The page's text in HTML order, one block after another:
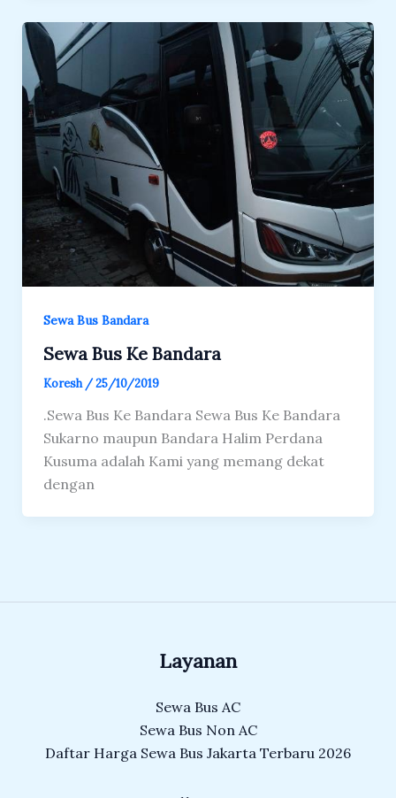
Sewa Bus Bandara
Sewa Bus Ke Bandara
Koresh /25/10/2019
.Sewa Bus Ke Bandara Sewa Bus Ke Bandara
Sukarno maupun Bandara Halim Perdana
Kusuma adalah Kami yang memang dekat
dengan
Layanan
Sewa Bus AC
Sewa Bus Non AC
Daftar Harga Sewa Bus Jakarta Terbaru 2026